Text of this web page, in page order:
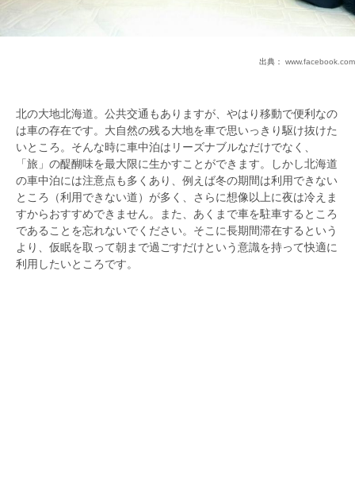
出典： www.facebook.com
北の大地北海道。公共交通もありますが、やはり移動で便利なの
は車の存在です。大自然の残る大地を車で思いっきり駆け抜けた
いところ。そんな時に車中泊はリーズナブルなだけでなく、
「旅」の醍醐味を最大限に生かすことができます。しかし北海道
の車中泊には注意点も多くあり、例えば冬の期間は利用できない
ところ（利用できない道）が多く、さらに想像以上に夜は冷えま
すからおすすめできません。また、あくまで車を駐車するところ
であることを忘れないでください。そこに長期間滞在するという
より、仮眠を取って朝まで過ごすだけという意識を持って快適に
利用したいところです。